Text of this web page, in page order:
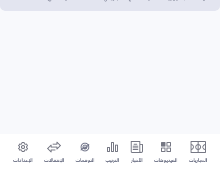
المباريات الفيديوهات الأخبار الترتيب التوقعات الإنتقالات الإعدادات